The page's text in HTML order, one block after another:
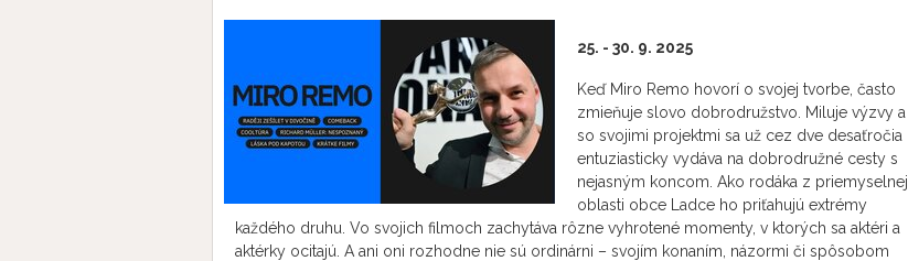
25. - 30. 9. 2025
Keď Miro Remo hovorí o svojej tvorbe, často
zmieňuje slovo dobrodružstvo. Miluje výzvy a
so svojimi projektmi sa už cez dve desaťročia
entuziasticky vydáva na dobrodružné cesty s
nejasným koncom. Ako rodáka z priemyselnej
oblasti obce Ladce ho priťahujú extrémy
každého druhu. Vo svojich filmoch zachytáva rôzne vyhrotené momenty, v ktorých sa aktéri a
aktérky ocitajú. A ani oni rozhodne nie sú ordinárni – svojím konaním, názormi či spôsobom